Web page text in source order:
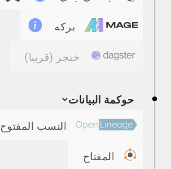
بركه
خنجر (قريبا)
حوكمة البيانات
النسب المفتوح
المفتاح